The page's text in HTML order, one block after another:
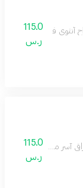
115.0
ر.س
115.0
ر.س